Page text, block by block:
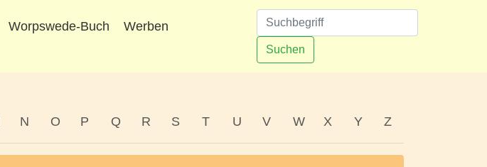
Worpswede-Buch
Werben
Suchen
N O P Q R S T U V W X Y Z